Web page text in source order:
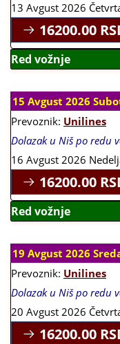
13 Avgust 2026
16200.00
Red vožnje
15 Avgust 2026
Prevoznik: Unilines
Dolazak u Niš po redu
16 Avgust 2026
16200.00
Red vožnje
19 Avgust 2026
Prevoznik: Unilines
Dolazak u Niš po redu
20 Avgust 2026
16200.00